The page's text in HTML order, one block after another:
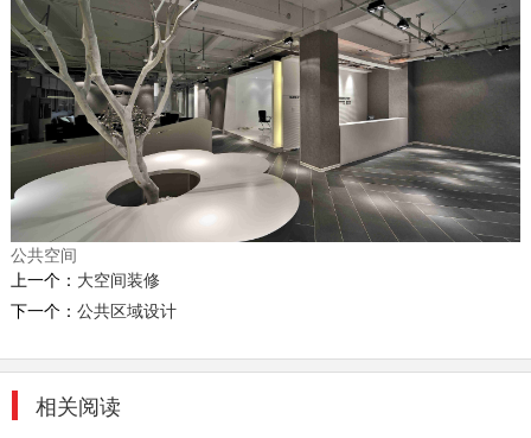
公共空间
上一个： 大空间装修
下一个： 公共区域设计
相关阅读
这是一个小尺度的联合办公空间设计，包括7间
办公室，12个固定工位，8个自由办公座位，水
吧，休闲沙龙等...
2018-08-21
办公室设计装修_大运软件小镇
办公室装修设计最基本的四大特征是空间形式上
的叙述性、空间功能上的节点性、空间氛围上的
和睦性和工...
顶级办公室装修_创业学院
得以大刀阔斧发挥空间配置专业以及安全建设。